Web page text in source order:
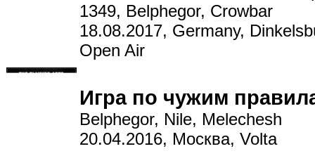
1349, Belphegor, Crowbar
18.08.2017, Germany,
Open Air
Игра по чужим
Belphegor, Nile, Melechesh
20.04.2016, Москва, Volta